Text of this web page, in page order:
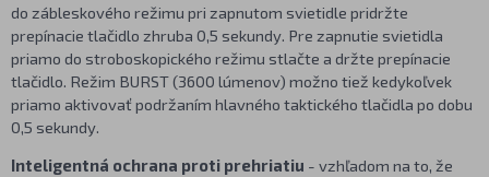
do zábleskového režimu pri zapnutom svietidle pridržte
prepínacie tlačidlo zhruba 0,5 sekundy. Pre zapnutie svietidla
priamo do stroboskopického režimu stlačte a držte prepínacie
tlačidlo. Režim BURST (3600 lúmenov) možno tiež kedykoľvek
priamo aktivovať podržaním hlavného taktického tlačidla po dobu
0,5 sekundy.
Inteligentná ochrana proti prehriatiu - vzhľadom na to, že